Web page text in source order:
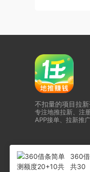
不扣量的项目拉
专注地推拉新、注
APP接单、拉新推
360
共30